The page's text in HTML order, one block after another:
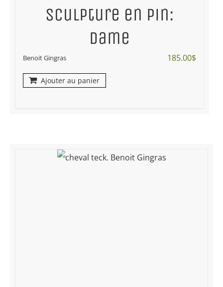
Sculpture en pin:
dame
Benoit Gingras 185.00$
Ajouter au panier